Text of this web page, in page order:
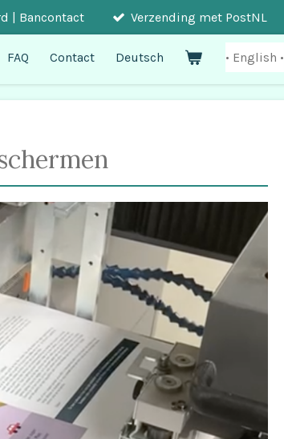
| Bancontact Verzending met PostNL
FAQ Contact Deutsch • English •